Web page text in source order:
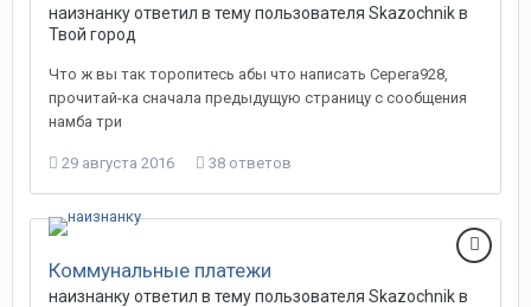
наизнанкуответил в тему пользователя Skazochnikв
Твой город
Что ж вы так торопитесь абы что написать Серега928,
прочитай-ка сначала предыдущую страницу с сообщения
намба три
29 августа 2016 38 ответов
Коммунальные платежи
наизнанкуответил в тему пользователя Skazochnikв